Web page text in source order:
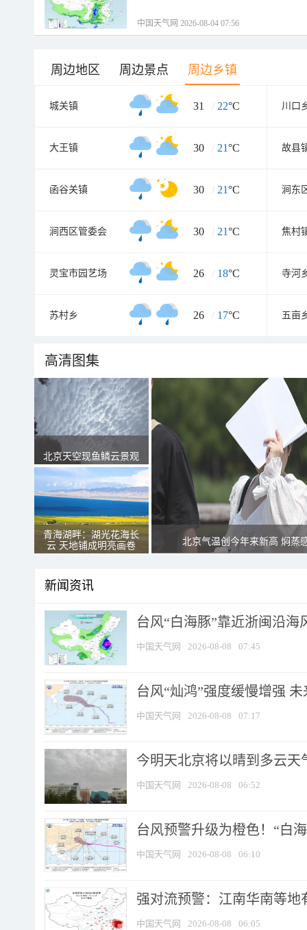
中国天气网 2026-08-04 07:56
周边地区 周边景点 周边乡镇
城关镇 31 / 22°C 川口
大王镇 30 / 21°C 故县
函谷关镇 30 / 21°C 涧东
涧西区管委会 30 / 21°C 焦村
灵宝市园艺场 26 / 18°C 寺河
苏村乡 26 / 17°C 五亩
高清图集
北京天空现鱼鳞云景观
青海湖畔：湖光花海长
云 天地铺成明亮画卷
北京气温创今年来新高 焖蒸
新闻资讯
台风“白海豚”靠近浙闽沿
中国天气网 2026-08-08 07:45
台风“灿鸿”强度缓慢增强
中国天气网 2026-08-08 07:17
今明天北京将以晴到多云
中国天气网 2026-08-08 06:52
台风预警升级为橙色！“白
中国天气网 2026-08-08 06:10
强对流预警：江南华南等地
中国天气网 2026-08-08 06:05